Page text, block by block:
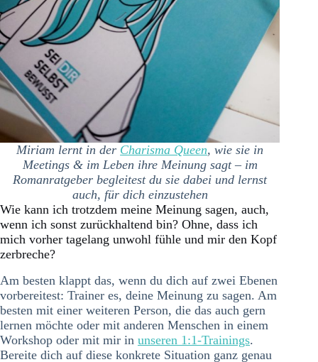
Miriam lernt in der Charisma Queen, wie sie in
Meetings & im Leben ihre Meinung sagt – im
Romanratgeber begleitest du sie dabei und lernst
auch, für dich einzustehen
Wie kann ich trotzdem meine Meinung sagen, auch,
wenn ich sonst zurückhaltend bin? Ohne, dass ich
mich vorher tagelang unwohl fühle und mir den Kopf
zerbreche?
Am besten klappt das, wenn du dich auf zwei Ebenen
vorbereitest: Trainer es, deine Meinung zu sagen. Am
besten mit einer weiteren Person, die das auch gern
lernen möchte oder mit anderen Menschen in einem
Workshop oder mit mir in unseren 1:1-Trainings.
Bereite dich auf diese konkrete Situation ganz genau